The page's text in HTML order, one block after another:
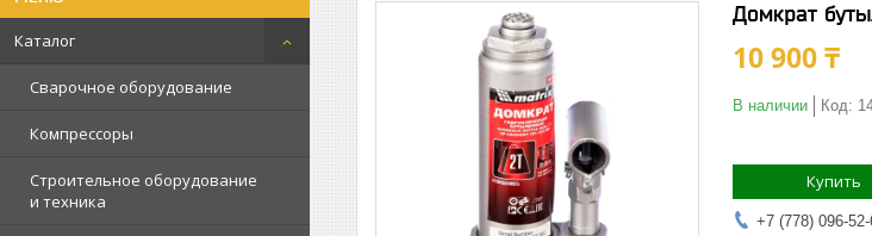
Каталог
Сварочное оборудование
Компрессоры
Строительное оборудование
и техника
Домкрат
10 900 ₸
В наличии Код:
Купить
+7 (778) 096-